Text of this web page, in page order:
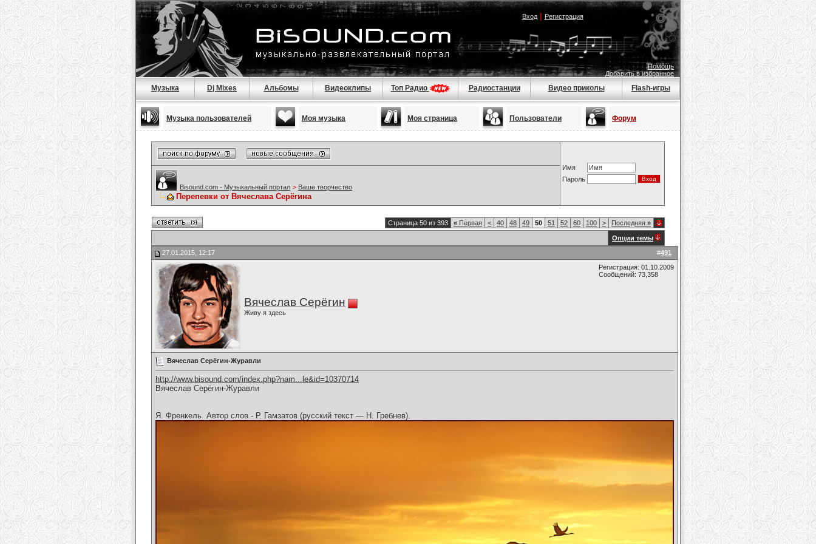
Вход| Регистрация
Помощь
Добавить в избранное
Музыка Dj Mixes Альбомы Видеоклипы Топ Радио Радиостанции Видео приколы Flash-игры
Музыка пользователей Моя музыка Моя страница Пользователи Форум
Имя
Пароль
Bisound.com - Музыкальный портал > Ваше творчество
Перепевки от Вячеслава Серёгина
Страница 50 из 393 « Первая < 40 48 49 50 51 52 60 100 > Последняя »
Опции темы
#491
27.01.2015, 12:17
Вячеслав Серёгин
Живу я здесь
Регистрация: 01.10.2009
Сообщений: 73,358
Вячеслав Серёгин-Журавли
http://www.bisound.com/index.php?nam...le&id=10370714
Вячеслав Серёгин-Журавли
Я. Френкель. Автор слов - Р. Гамзатов (русский текст — Н. Гребнев).